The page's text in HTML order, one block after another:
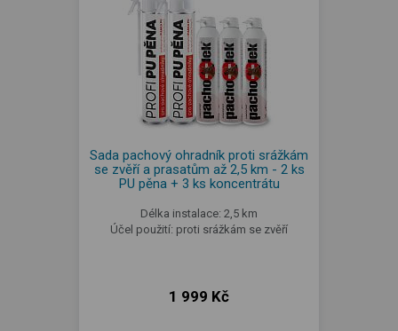
Sada pachový ohradník proti srážkám
se zvěří a prasatům až 2,5 km - 2 ks
PU pěna + 3 ks koncentrátu
Délka instalace: 2,5 km
Účel použití: proti srážkám se zvěří
1 999 Kč